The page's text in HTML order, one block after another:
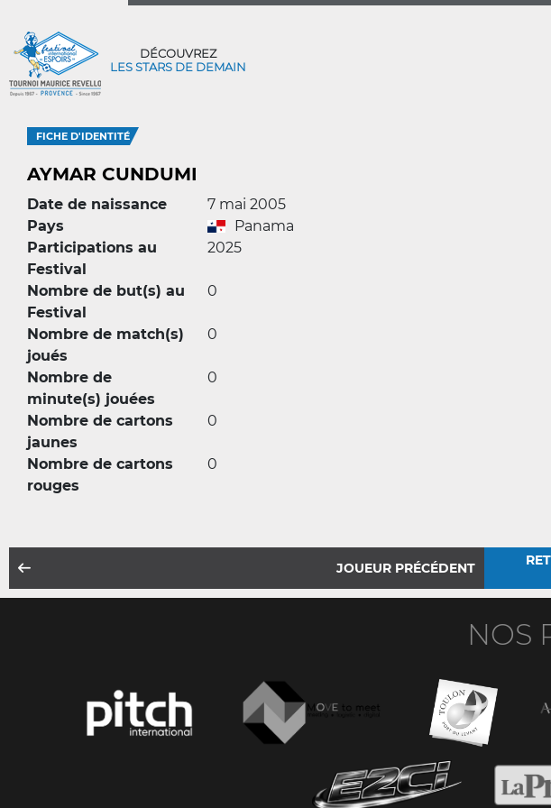
DÉCOUVREZ
LES STARS DE DEMAIN
FICHE D'IDENTITÉ
AYMAR CUNDUMI
Date de naissance
7 mai 2005
Pays
Panama
Participations au
Festival
2025
Nombre de but(s) au
Festival
0
Nombre de match(s)
joués
0
Nombre de
minute(s) jouées
0
Nombre de cartons
jaunes
0
Nombre de cartons
rouges
0
JOUEUR PRÉCÉDENT
NOS